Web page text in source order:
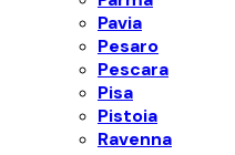
Pavia
Pesaro
Pescara
Pisa
Pistoia
Ravenna